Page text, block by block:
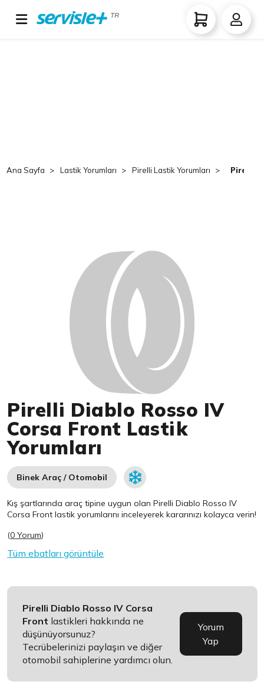
TR
Ana Sayfa Lastik Yorumları Pirelli Lastik Yorumları Pirelli
Pirelli Diablo Rosso IV
Corsa Front Lastik
Yorumları
Binek Araç / Otomobil
Kış şartlarında araç tipine uygun olanPirelli Diablo Rosso IV
Corsa Front lastik yorumlarını inceleyerek kararınızı kolayca verin!
(0 Yorum)
Tüm ebatları görüntüle
Pirelli Diablo Rosso IV Corsa
Front lastikleri hakkında ne
düşünüyorsunuz?
Tecrübelerinizi paylaşın ve diğer
otomobil sahiplerine yardımcı olun.
Yorum
Yap